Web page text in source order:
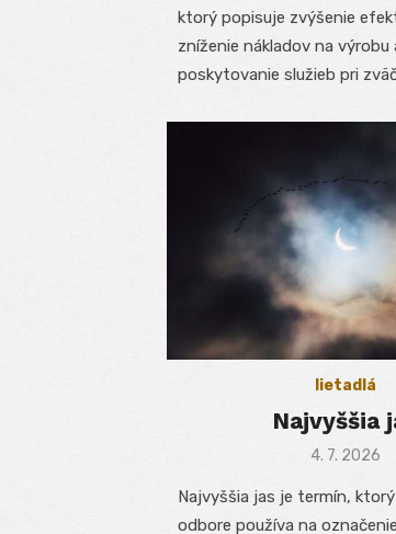
ktorý popisuje zvýšenie
zníženie nákladov na výrobu
poskytovanie služieb pri
lietadlá
Najvyššia
Posted
4. 7. 2026
Najvyššia jas je termín,
odbore používa na